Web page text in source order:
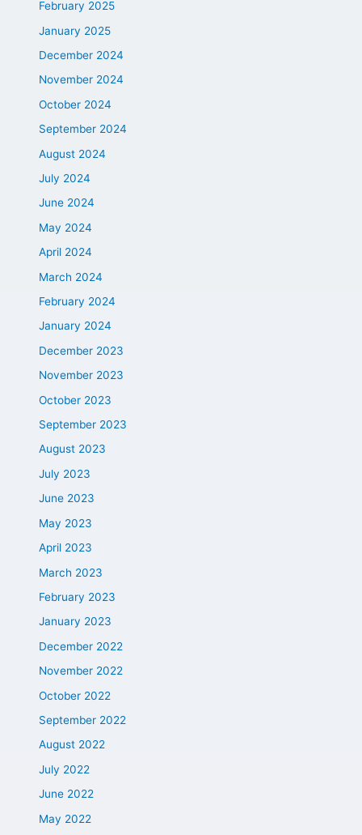
February 2025
January 2025
December 2024
November 2024
October 2024
September 2024
August 2024
July 2024
June 2024
May 2024
April 2024
March 2024
February 2024
January 2024
December 2023
November 2023
October 2023
September 2023
August 2023
July 2023
June 2023
May 2023
April 2023
March 2023
February 2023
January 2023
December 2022
November 2022
October 2022
September 2022
August 2022
July 2022
June 2022
May 2022